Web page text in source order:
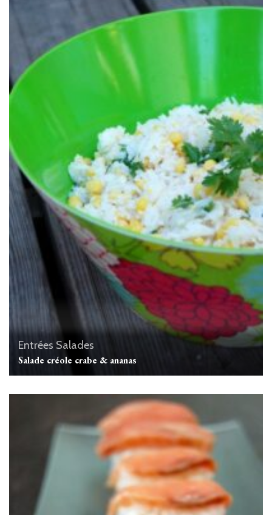
Entrées Salades
Salade créole crabe & ananas